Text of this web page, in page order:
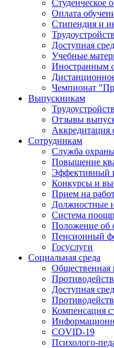
Студенческое
Оплата
Стипендия и
Доступная
Учебные
Иностранным
Чемпионат
Выпускникам
Отзывы
Аккредитация
Сотрудникам
Служба
Повышение
Эффективный
Конкурсы и
Прием на
Должностные
Система
Положение об
Пенсионный
Госуслуги
Социальная среда
Общественная
Доступная
Компенсация
COVID-19
Психолого-